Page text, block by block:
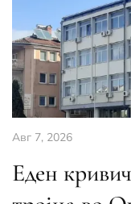
Авг 7, 2026
Еден